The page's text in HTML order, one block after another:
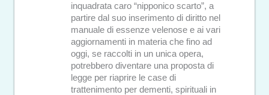
inquadrata caro “nipponico scarto”, a
partire dal suo inserimento di diritto nel
manuale di essenze velenose e ai vari
aggiornamenti in materia che fino ad
oggi, se raccolti in un unica opera,
potrebbero diventare una proposta di
legge per riaprire le case di
trattenimento per dementi, spirituali in